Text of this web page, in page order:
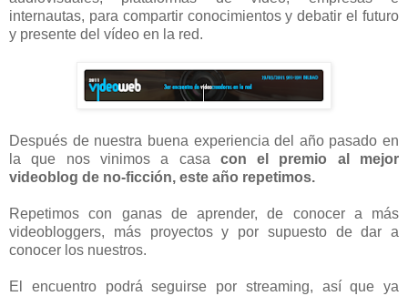
internautas, para compartir conocimientos y debatir el futuro
y presente del vídeo en la red.
Después de nuestra buena experiencia del año pasado en
la que nos vinimos a casa con el premio al mejor
videoblog de no-ficción, este año repetimos.
Repetimos con ganas de aprender, de conocer a más
videobloggers, más proyectos y por supuesto de dar a
conocer los nuestros.
El encuentro podrá seguirse por streaming, así que ya